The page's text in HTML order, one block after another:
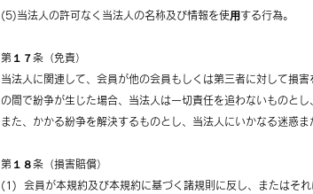
(5)当法人の許可なく当法人の名称及び情報を使⽤する行為。
第１７条（免責）
当法人に関連して、会員が他の会員もしくは第三者に対して損
の間で紛争が生じた場合、当法人は一切責任を追わないものと
また、かかる紛争を解決するものとし、当法人にいかなる迷惑ま
第１８条（損害賠償）
(1) 会員が本規約及び本規約に基づく諸規則に反し、またはそ